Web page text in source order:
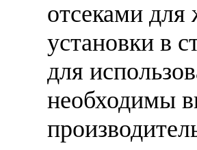
отсеками для
установки в
для
необходимы